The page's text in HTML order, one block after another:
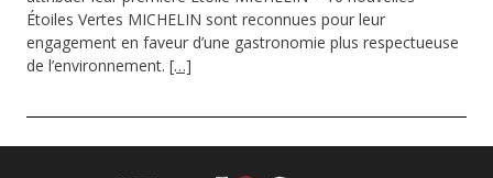
Étoiles Vertes MICHELIN sont reconnues pour leur
engagement en faveur d’une gastronomie plus respectueuse
de l’environnement. […]